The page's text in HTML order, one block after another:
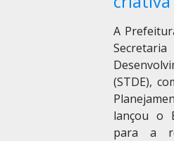
A
(STDE),
lançou o
para a